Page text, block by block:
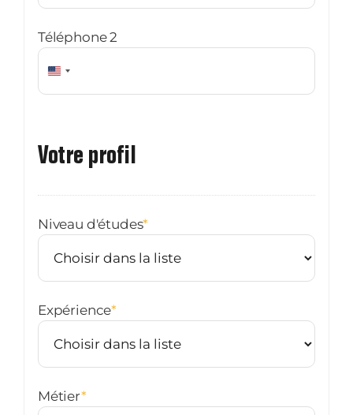
Unis
+1
Téléphone 2
États-
Unis
Votre profil
Niveau d'études*
Expérience*
Métier*